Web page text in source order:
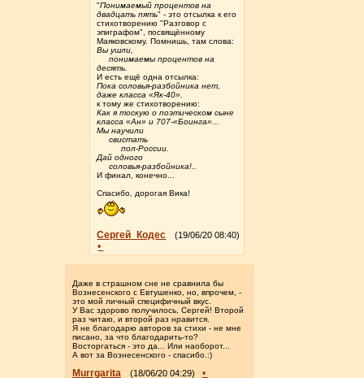
"Понимаемый процентов на
двадцать пять" - это отсылка к его
стихотворению "Разговор с
эпиграфом", посвящённому
Маяковскому. Помнишь, там слова:
Вы ушли,
понимаемы процентов на
десять.
И есть ещё одна отсылка:
Пока соловья-разбойника нет,
даже класса «Як-40».
к тому же стихотворению:
Как я тоскую о поэтическом сыне
класса «Ан» и 707-«Боинга»...
Мы научили
свистать
пол-России.
Дай одного
соловья-разбойника!..
И финал, конечно...
Спасибо, дорогая Вика!
Сергей_Кодес (19/06/20 08:40)
•
Даже в страшном сне не сравнила бы
Вознесенского с Евтушенко, но, впрочем, -
это мой личный специфичный вкус.
У Вас здорово получилось, Сергей! Второй
раз читаю, и второй раз нравится.
Я не благодарю авторов за стихи - не мне
писано, за что благодарить-то?
Восторгаться - это да... Или наоборот...
А вот за Вознесенского - спасибо.:)
Murrgarita (18/06/20 04:29) •